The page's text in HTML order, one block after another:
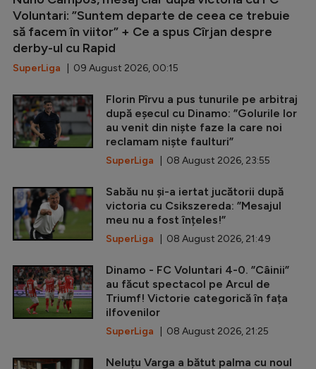
Voluntari: ”Suntem departe de ceea ce trebuie
să facem în viitor” + Ce a spus Cîrjan despre
derby-ul cu Rapid
SuperLiga | 09 August 2026, 00:15
Florin Pîrvu a pus tunurile pe arbitraj
după eșecul cu Dinamo: ”Golurile lor
au venit din niște faze la care noi
reclamam niște faulturi”
SuperLiga | 08 August 2026, 23:55
Sabău nu și-a iertat jucătorii după
victoria cu Csikszereda: ”Mesajul
meu nu a fost înțeles!”
SuperLiga | 08 August 2026, 21:49
Dinamo - FC Voluntari 4-0. ”Câinii”
au făcut spectacol pe Arcul de
Triumf! Victorie categorică în fața
ilfovenilor
SuperLiga | 08 August 2026, 21:25
Neluțu Varga a bătut palma cu noul